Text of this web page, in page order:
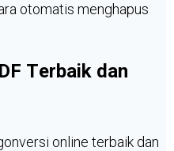
otomatis menghapus
Terbaik dan
online terbaik dan